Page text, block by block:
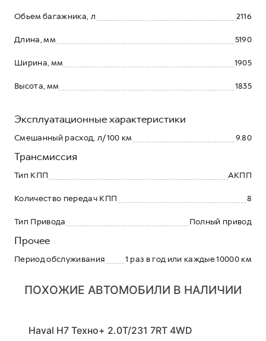
Обьем багажника, л 2116
Длина, мм 5190
Ширина, мм 1905
Высота, мм 1835
Эксплуатационные характеристики
Смешанный расход, л/100 км 9.80
Трансмиссия
Тип КПП АКПП
Количество передач КПП 8
Тип Привода Полный привод
Прочее
Период обслуживания 1 раз в год или каждые 10000 км
ПОХОЖИЕ АВТОМОБИЛИ В НАЛИЧИИ
Haval H7 Техно+ 2.0Т/231 7RT 4WD